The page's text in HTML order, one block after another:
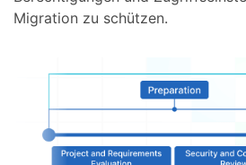
Migration zu schützen.